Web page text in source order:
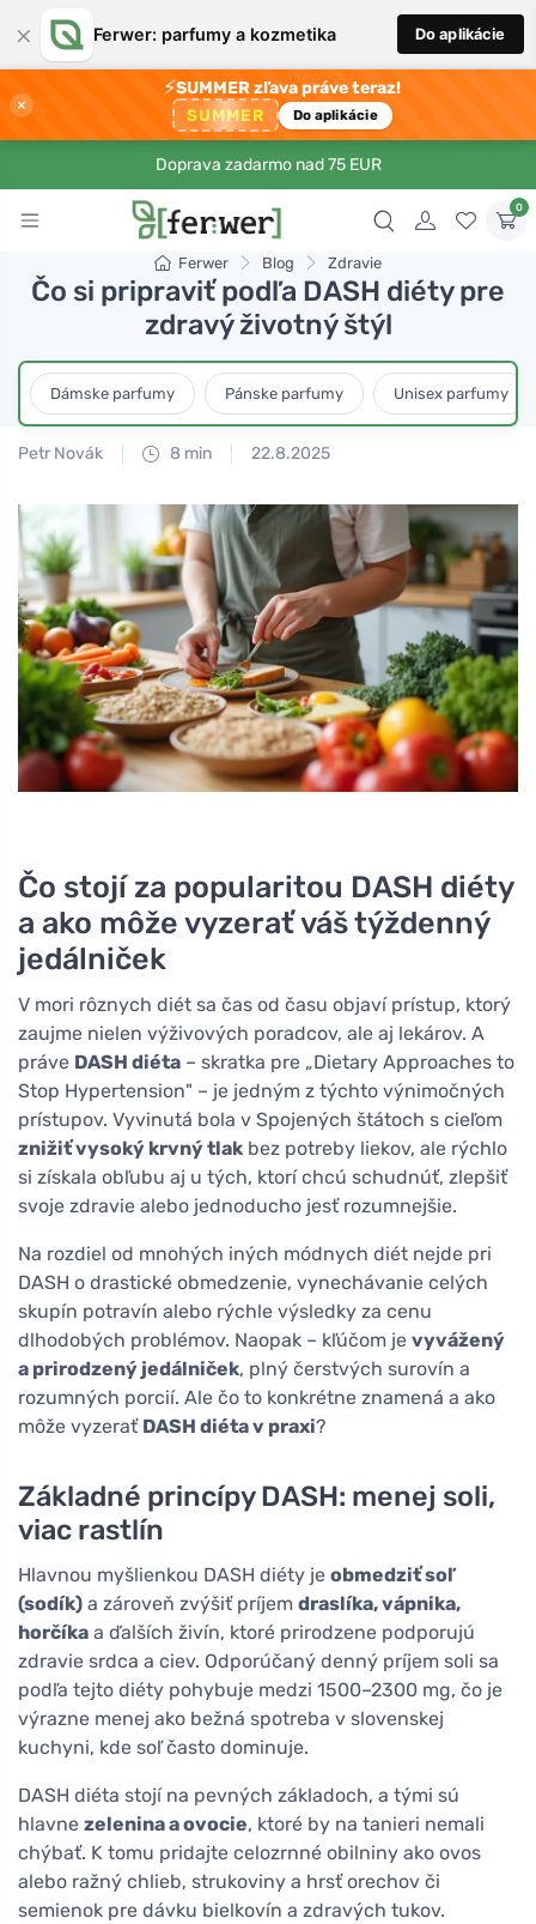
× Ferwer: parfumy a kozmetika Do aplikácie
×
⚡SUMMER zľava práve teraz!
SUMMER Do aplikácie
Doprava zadarmo nad 75 EUR
0
Ferwer Blog Zdravie
Čo si pripraviť podľa DASH diéty pre
zdravý životný štýl
Dámske parfumy Pánske parfumy Unisex parfumy
Petr Novák 8 min 22.8.2025
Čo stojí za popularitou DASH diéty
a ako môže vyzerať váš týždenný
jedálniček
V mori rôznych diét sa čas od času objaví prístup, ktorý
zaujme nielen výživových poradcov, ale aj lekárov. A
práve DASH diéta – skratka pre „Dietary Approaches to
Stop Hypertension" – je jedným z týchto výnimočných
prístupov. Vyvinutá bola v Spojených štátoch s cieľom
znižiť vysoký krvný tlak bez potreby liekov, ale rýchlo
si získala obľubu aj u tých, ktorí chcú schudnúť, zlepšiť
svoje zdravie alebo jednoducho jesť rozumnejšie.
Na rozdiel od mnohých iných módnych diét nejde pri
DASH o drastické obmedzenie, vynechávanie celých
skupín potravín alebo rýchle výsledky za cenu
dlhodobých problémov. Naopak – kľúčom je vyvážený
a prirodzený jedálniček, plný čerstvých surovín a
rozumných porcií. Ale čo to konkrétne znamená a ako
môže vyzerať DASH diéta v praxi?
Základné princípy DASH: menej soli,
viac rastlín
Hlavnou myšlienkou DASH diéty je obmedziť soľ
(sodík) a zároveň zvýšiť príjem draslíka, vápnika,
horčíka a ďalších živín, ktoré prirodzene podporujú
zdravie srdca a ciev. Odporúčaný denný príjem soli sa
podľa tejto diéty pohybuje medzi 1500–2300 mg, čo je
výrazne menej ako bežná spotreba v slovenskej
kuchyni, kde soľ často dominuje.
DASH diéta stojí na pevných základoch, a tými sú
hlavne zelenina a ovocie, ktoré by na tanieri nemali
chýbať. K tomu pridajte celozrnné obilniny ako ovos
alebo ražný chlieb, strukoviny a hrsť orechov či
semienok pre dávku bielkovín a zdravých tukov.